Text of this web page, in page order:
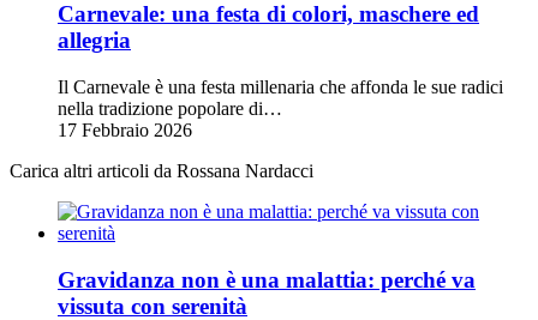
Carnevale: una festa di colori, maschere ed
allegria
Il Carnevale è una festa millenaria che affonda le sue radici
nella tradizione popolare di…
17 Febbraio 2026
Carica altri articoli da Rossana Nardacci
Gravidanza non è una malattia: perché va
vissuta con serenità